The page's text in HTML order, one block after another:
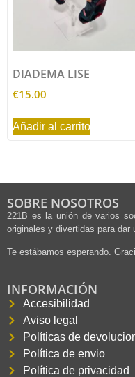
DIADEMA LISE
€15.00
Añadir al carrito
SOBRE NOSOTROS
221B es la unión de varios
originales y divertidas para dar
Te estábamos esperando.
INFORMACIÓN
Accesibilidad
Aviso legal
Políticas de
Política de envio
Política de privacidad